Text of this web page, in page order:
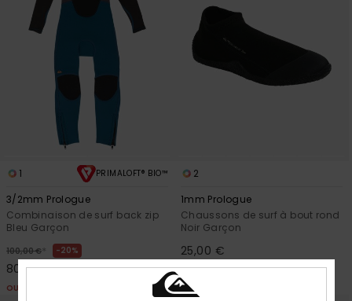
1 PRIMALOFT® BIO™
3/2mm Prologue
Combinaison de surf back zip
Bleu Garçon
100,00 € * 20%
80,00 €
OUTLET
2
1mm Prologue
Chaussons de surf à bout rond
Noir Garçon
25,00 €